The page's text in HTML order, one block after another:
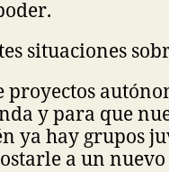
situaciones
proyectos
y para que
ya hay grupos
a un